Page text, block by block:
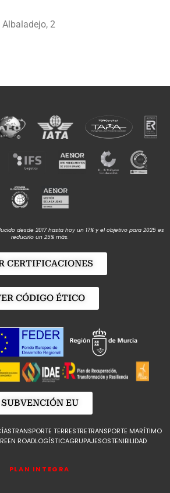
2
desde 2017 hasta hoy un 17% y el objetivo para 2025 es
reducirlo un 25% más.
CERTIFICACIONES
CÓDIGO ÉTICO
SUBVENCIÓN EU
TRANSPORTE TERRESTRETRANSPORTE MARÍTIMO
ROADLOGÍSTICAGRUPAJESOSTENIBILIDAD
PLAN INTEGRA